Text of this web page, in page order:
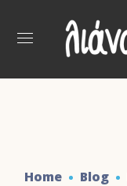
Home Blog